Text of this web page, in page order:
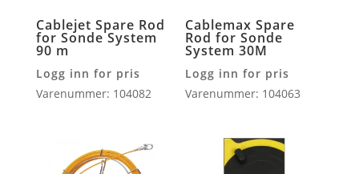
Cablejet Spare Rod
for Sonde System
90 m
Logg inn for pris
Varenummer: 104082
Cablemax Spare
Rod for Sonde
System 30M
Logg inn for pris
Varenummer: 104063